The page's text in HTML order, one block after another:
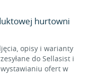
hurtowni
opisy i warianty
do Sellasist i
ofert w